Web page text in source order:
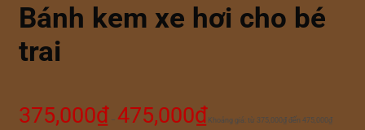
Bánh kem xe hơi cho bé
trai
375,000₫ – 475,000₫ Khoảng giá: từ 375,000₫ đến 475,000₫